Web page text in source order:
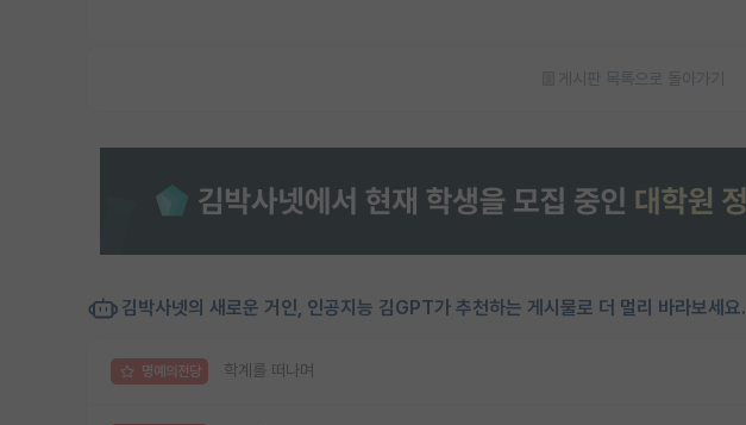
게시판 목록으로 돌아가기
김박사넷의 새로운 거인, 인공지능 김GPT가 추천하는 게시물로 더 멀리 바라보세요.
명예의전당 학계를 떠나며